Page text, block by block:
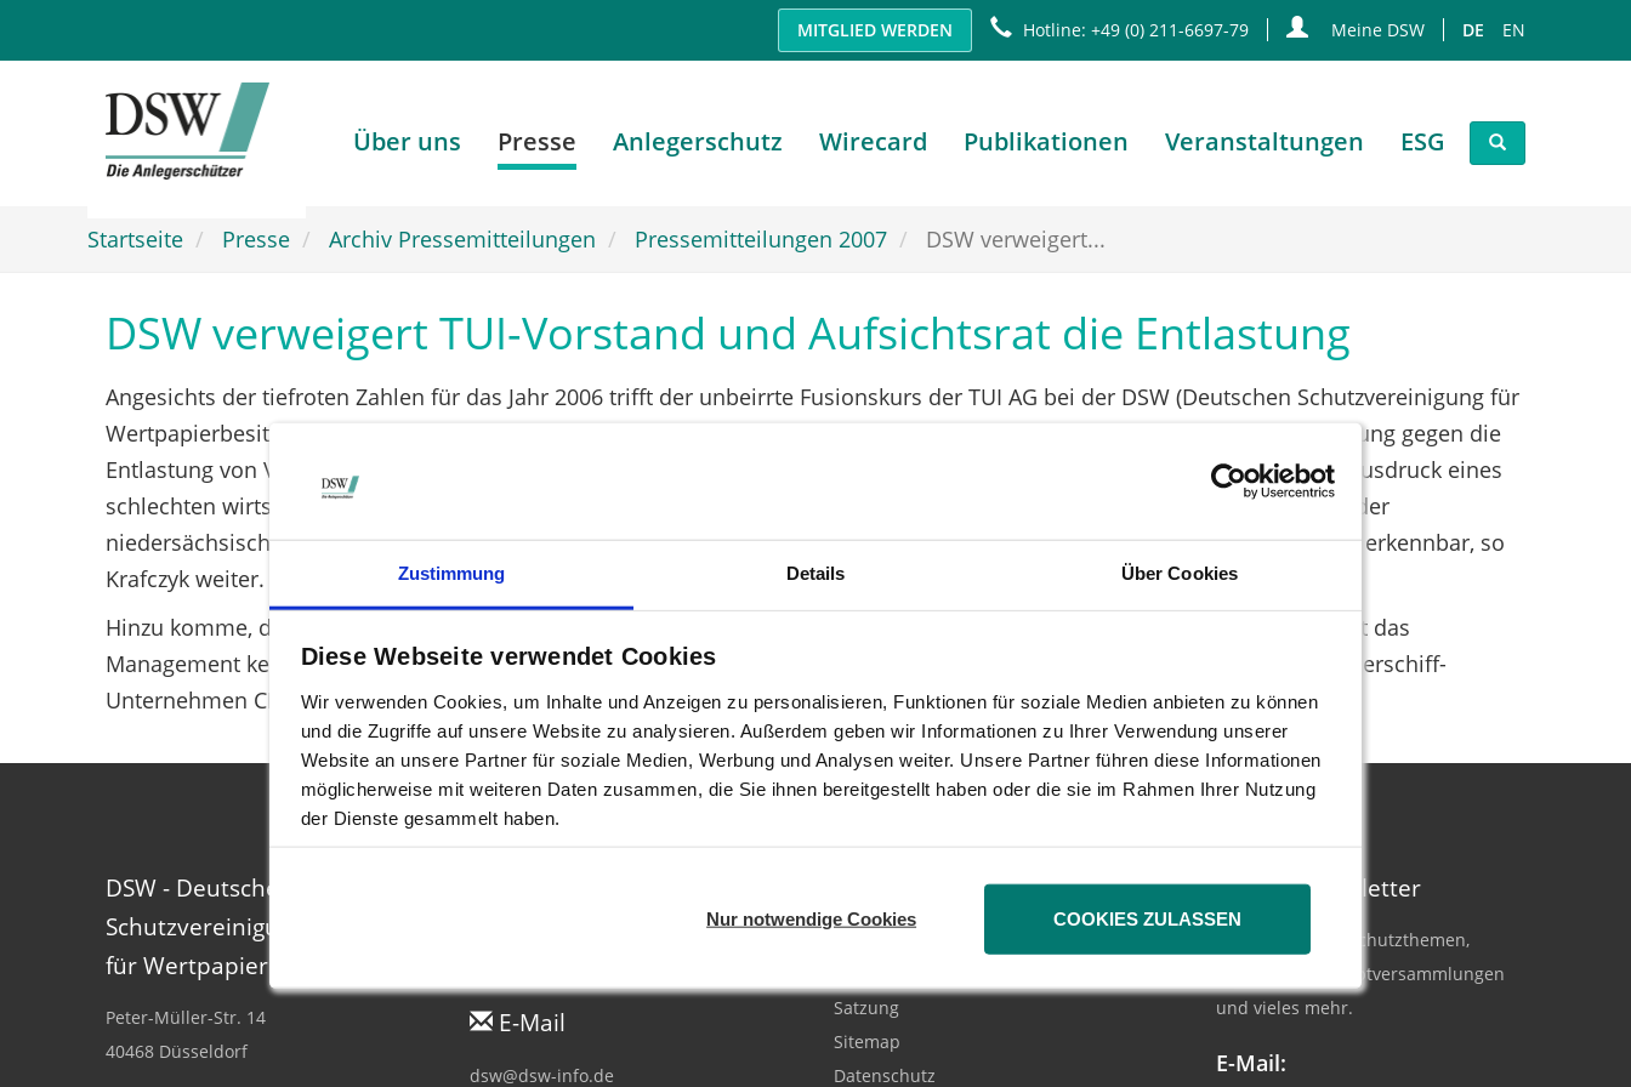
Zustimmung Details Über Cookies
Diese Webseite verwendet Cookies
Wir verwenden Cookies, um Inhalte und Anzeigen zu personalisieren, Funktionen für soziale Medien anbieten zu können
und die Zugriffe auf unsere Website zu analysieren. Außerdem geben wir Informationen zu Ihrer Verwendung unserer
Website an unsere Partner für soziale Medien, Werbung und Analysen weiter. Unsere Partner führen diese Informationen
möglicherweise mit weiteren Daten zusammen, die Sie ihnen bereitgestellt haben oder die sie im Rahmen Ihrer Nutzung
der Dienste gesammelt haben.
Nur notwendige Cookies COOKIES ZULASSEN
MITGLIED WERDEN Hotline: +49 (0) 211-6697-79 Meine DSW DE EN
Über uns Presse Anlegerschutz Wirecard Publikationen Veranstaltungen ESG
Startseite Presse Archiv Pressemitteilungen Pressemitteilungen 2007 DSW verweigert...
DSW verweigert TUI-Vorstand und Aufsichtsrat die Entlastung
Angesichts der tiefroten Zahlen für das Jahr 2006 trifft der unbeirrte Fusionskurs der TUI AG bei der DSW (Deutschen Schutzvereinigung für
Wertpapierbesitz) auf Unverständnis. Die Aktionärsschützer haben daher angekündigt, in der kommenden Hauptversammlung gegen die
Entlastung von Vorstand und Aufsichtsrat zu stimmen. „Die verheerenden Ergebnisse des Geschäftsjahres 2006 sind kein Ausdruck eines
schlechten wirtschaftlichen Umfeldes, sondern Konsequenz einer über Jahre verfehlten Unternehmensstrategie", erläutert der
niedersächsische DSW-Landesgeschäftsführer Wolfgang Krafczyk die Entscheidung. Eine Strategie sei bei TUI nicht wirklich erkennbar, so
Krafczyk weiter.
Hinzu komme, dass der Vorstand wiederholt die eigenen Prognosen klar verfehlt habe. „Auch bei der Akquisitionspolitik hat das
Management kein glückliches Händchen bewiesen", kritisiert der Aktionärsschützer. So wurde sowohl das britische Containerschiff-
Unternehmen CP Ship als auch der Tourismuskonzern Thomson Travel deutlich zu teuer gekauft.
DSW - Deutsche
Schutzvereinigung
für Wertpapierbesitz e.V.
Peter-Müller-Str. 14
40468 Düsseldorf
E-Mail
dsw@dsw-info.de
Informationen
Satzung
Sitemap
Datenschutz
DSW Newsletter
Aktuelle Anlegerschutzthemen,
Berichte von Hauptversammlungen
und vieles mehr.
E-Mail: